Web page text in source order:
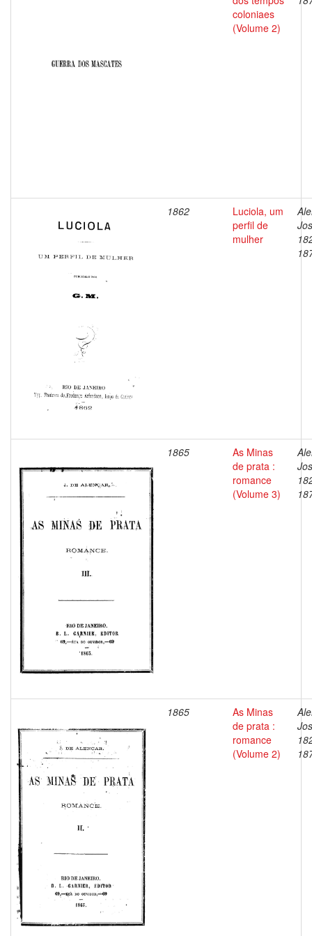
coloniaes
(Volume 2)
1862
Luciola, um
perfil de
mulher
1865
As Minas
de prata :
romance
(Volume 3)
1865
As Minas
de prata :
romance
(Volume 2)